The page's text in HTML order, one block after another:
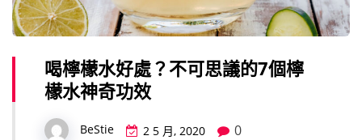
喝檸檬水好處？不可思議的7個檸
檬水神奇功效
BeStie 2 5 月, 2020 0